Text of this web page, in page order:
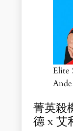
Elite
菁英殺
德 x 艾